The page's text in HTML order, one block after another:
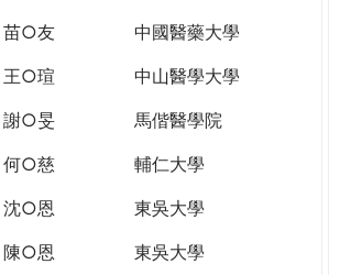
苗○友
中國醫藥大學
王○瑄
中山醫學大學
謝○旻
馬偕醫學院
何○慈
輔仁大學
沈○恩
東吳大學
陳○恩
東吳大學